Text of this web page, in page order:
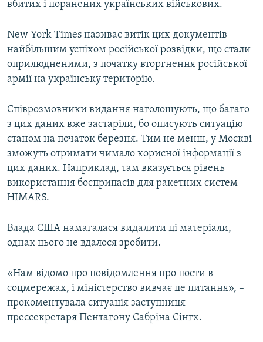
вбитих і поранених українських військових.
New York Times називає витік цих документів
найбільшим успіхом російської розвідки, що стали
оприлюдненими, з початку вторгнення російської
армії на українську територію.
Співрозмовники видання наголошують, що багато
з цих даних вже застаріли, бо описують ситуацію
станом на початок березня. Тим не менш, у Москві
зможуть отримати чимало корисної інформації з
цих даних. Наприклад, там вказується рівень
використання боєприпасів для ракетних систем
HIMARS.
Влада США намагалася видалити ці матеріали,
однак цього не вдалося зробити.
«Нам відомо про повідомлення про пости в
соцмережах, і міністерство вивчає це питання», –
прокоментувала ситуація заступниця
прессекретаря Пентагону Сабріна Сінгх.